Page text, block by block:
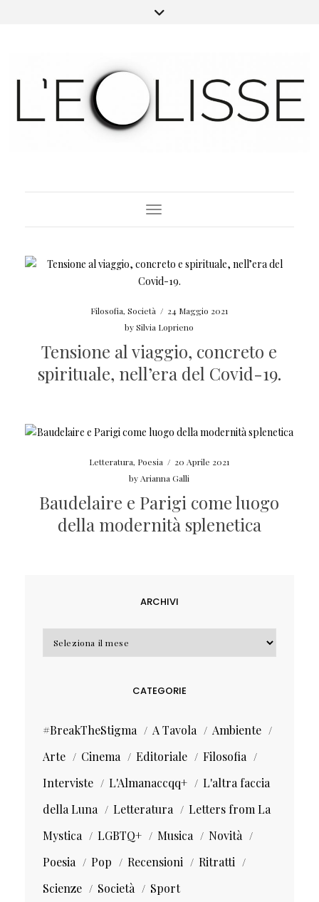
Toggle Navigation
Filosofia,Società / 24 Maggio 2021
bySilvia Loprieno
Tensione al viaggio, concreto e
spirituale, nell’era del Covid-19.
Letteratura, Poesia / 20 Aprile 2021
byArianna Galli
Baudelaire e Parigi come luogo
della modernità splenetica
ARCHIVI
Archivi
CATEGORIE
#BreakTheStigma A Tavola
Ambiente
Arte
Cinema Editoriale
Filosofia
Interviste
L'Almanaccqq+
L'altra faccia
della Luna
Letteratura
Letters from La
Mystica
LGBTQ+ Musica
Novità
Poesia
Pop Recensioni
Ritratti
Scienze
Società Sport